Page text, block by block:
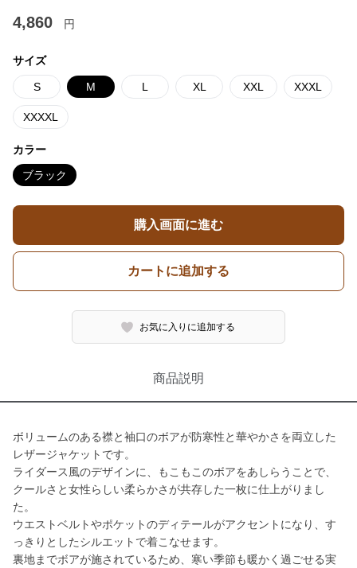
4,860 円
サイズ
S M L XL XXL XXXL
XXXXL
カラー
ブラック
購入画面に進む
カートに追加する
お気に入りに追加する
商品説明
ボリュームのある襟と袖口のボアが防寒性と華やかさを両立した
レザージャケットです。
ライダース風のデザインに、もこもこのボアをあしらうことで、
クールさと女性らしい柔らかさが共存した一枚に仕上がりまし
た。
ウエストベルトやポケットのディテールがアクセントになり、す
っきりとしたシルエットで着こなせます。
裏地までボアが施されているため、寒い季節も暖かく過ごせる実